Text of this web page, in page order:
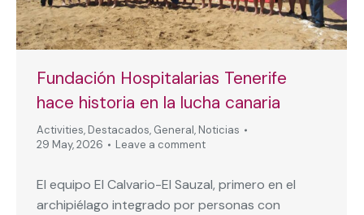
Fundación Hospitalarias Tenerife
hace historia en la lucha canaria
Activities, Destacados, General, Noticias
29 May, 2026
Leave a comment
El equipo El Calvario-El Sauzal, primero en el
archipiélago integrado por personas con